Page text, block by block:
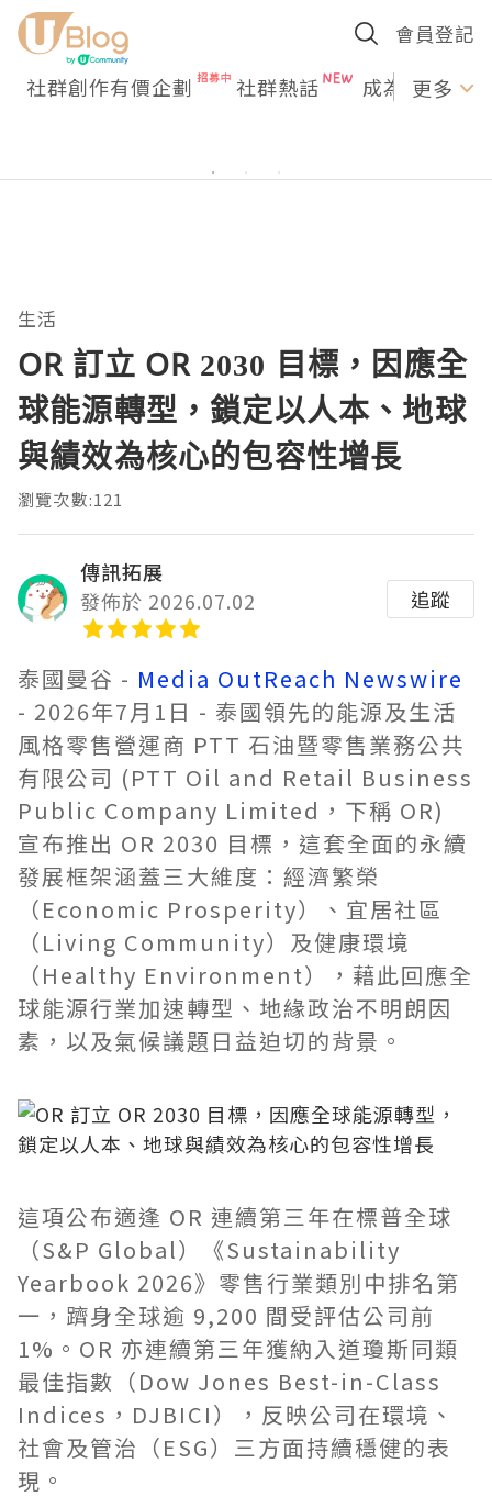
會員登記
社群創作有價企劃 社群熱話 成為U更多
生活
OR 訂立 OR 2030 目標，因應全
球能源轉型，鎖定以人本、地球
與績效為核心的包容性增長
瀏覽次數:121
傳訊拓展
發佈於 2026.07.02
追蹤
泰國曼谷 - Media OutReach Newswire
- 2026年7月1日 - 泰國領先的能源及生活
風格零售營運商 PTT 石油暨零售業務公共
有限公司 (PTT Oil and Retail Business
Public Company Limited，下稱 OR)
宣布推出 OR 2030 目標，這套全面的永續
發展框架涵蓋三大維度：經濟繁榮
（Economic Prosperity）、宜居社區
（Living Community）及健康環境
（Healthy Environment），藉此回應全
球能源行業加速轉型、地緣政治不明朗因
素，以及氣候議題日益迫切的背景。
這項公布適逢 OR 連續第三年在標普全球
（S&P Global）《Sustainability
Yearbook 2026》零售行業類別中排名第
一，躋身全球逾 9,200 間受評估公司前
1%。OR 亦連續第三年獲納入道瓊斯同類
最佳指數（Dow Jones Best-in-Class
Indices，DJBICI），反映公司在環境、
社會及管治（ESG）三方面持續穩健的表
現。